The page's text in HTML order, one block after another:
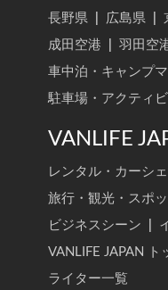
長野県
広島県
成田空港
羽田空
車中泊・キャンプ
駐車場・アクティ
VANLIFE
レンタル・カーシ
旅行・観光・スポッ
ビジネスシーン
VANLIFE JAPAN ト
ライター一覧